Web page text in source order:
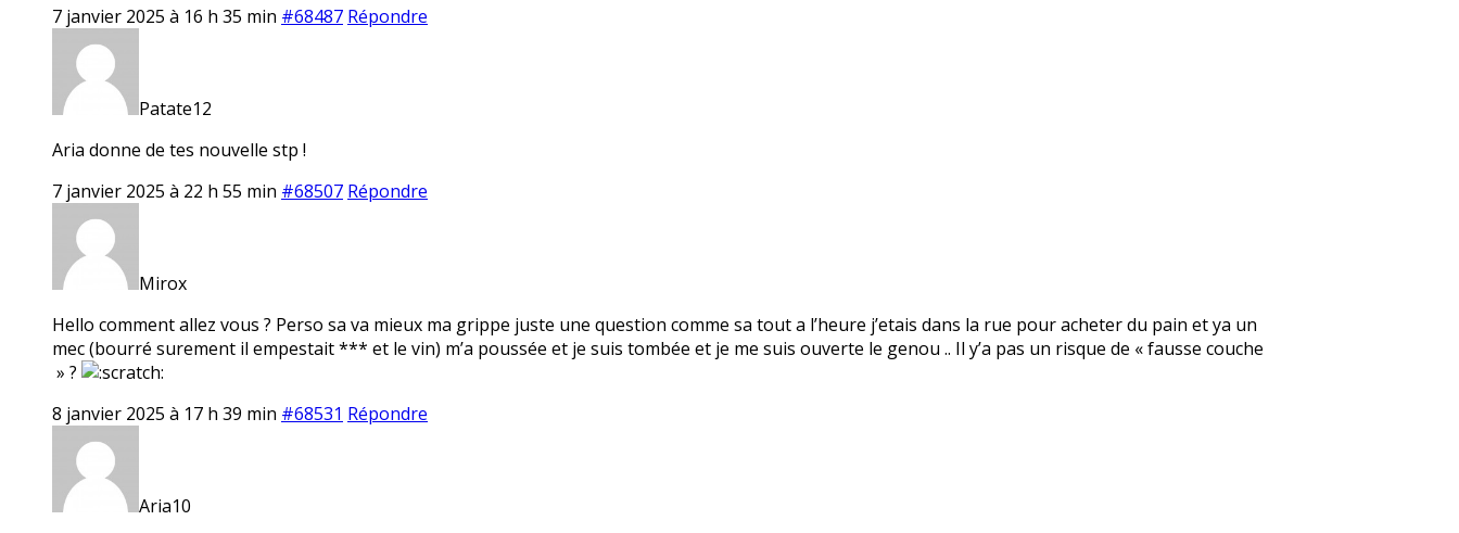
7 janvier 2025 à 16 h 35 min #68487 Répondre
Patate12
Aria donne de tes nouvelle stp !
7 janvier 2025 à 22 h 55 min #68507 Répondre
Mirox
Hello comment allez vous ? Perso sa va mieux ma grippe juste une question comme sa tout a l’heure j’etais dans la rue pour acheter du pain et ya un
mec (bourré surement il empestait *** et le vin) m’a poussée et je suis tombée et je me suis ouverte le genou .. Il y’a pas un risque de « fausse couche
» ?
8 janvier 2025 à 17 h 39 min #68531 Répondre
Aria10